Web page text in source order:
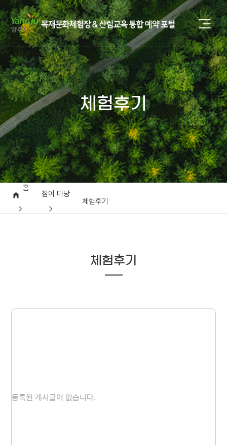
체험후기
홈
참여 마당
체험후기
체험후기
등록된 게시글이 없습니다.